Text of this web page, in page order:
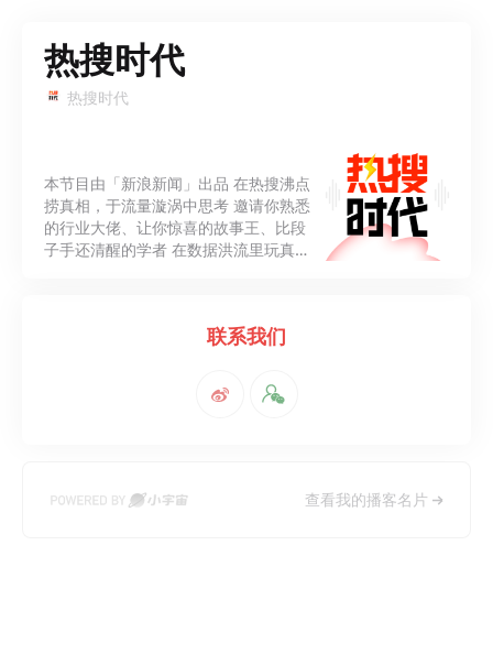
热搜时代
热搜时代
本节目由「新浪新闻」出品 在热搜沸点
捞真相，于流量漩涡中思考 邀请你熟悉
的行业大佬、让你惊喜的故事王、比段
子手还清醒的学者 在数据洪流里玩真人
联系我们
查看我的播客名片